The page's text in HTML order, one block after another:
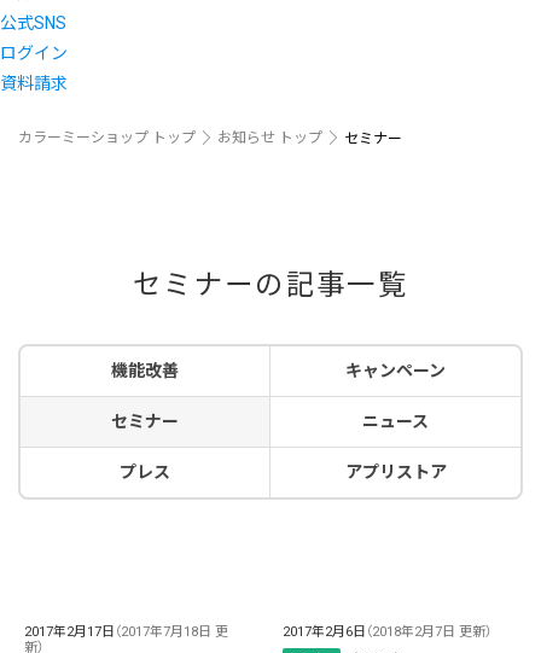
公式SNS
ログイン
資料請求
カラーミーショップ トップ お知らせ トップ セミナー
セミナーの記事一覧
機能改善 キャンペーン
セミナー ニュース
プレス アプリストア
2017年2月17日 （2017年7月18日 更
新）
2017年2月6日 （2018年2月7日 更新）